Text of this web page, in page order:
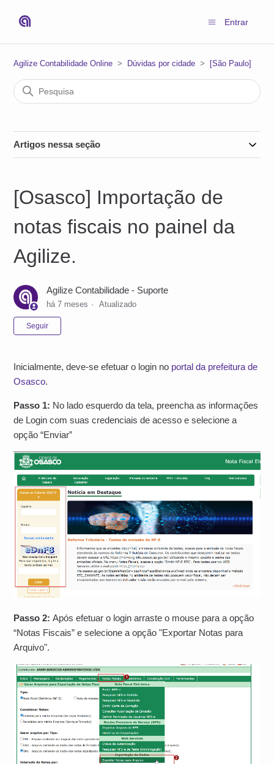
Entrar
Agilize Contabilidade Online Dúvidas por cidade [São Paulo]
Artigos nessa seção
[Osasco] Importação de
notas fiscais no painel da
Agilize.
Agilize Contabilidade - Suporte
há 7 meses Atualizado
Seguir
Inicialmente, deve-se efetuar o login no portal da prefeitura de
Osasco.
Passo 1: No lado esquerdo da tela, preencha as informações
de Login com suas credenciais de acesso e selecione a
opção “Enviar”
Passo 2: Após efetuar o login arraste o mouse para a opção
“Notas Fiscais” e selecione a opção "Exportar Notas para
Arquivo".